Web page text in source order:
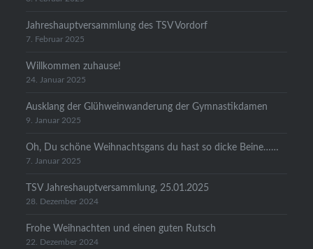
Jahreshauptversammlung des TSV Vordorf
7. Februar 2025
Willkommen zuhause!
24. Januar 2025
Ausklang der Glühweinwanderung der Gymnastikdamen
9. Januar 2025
Oh, Du schöne Weihnachtsgans du hast so dicke Beine……
7. Januar 2025
TSV Jahreshauptversammlung, 25.01.2025
28. Dezember 2024
Frohe Weihnachten und einen guten Rutsch
22. Dezember 2024